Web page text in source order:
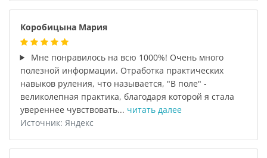
Коробицына Мария
Мне понравилось на всю 1000%! Очень много
полезной информации. Отработка практических
навыков руления, что называется, "В поле" -
великолепная практика, благодаря которой я стала
увереннее чувствовать... читать далее
Источник: Яндекс